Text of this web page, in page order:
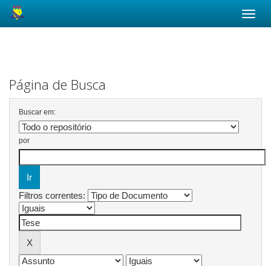
Página de Busca
Buscar em:
por
Filtros correntes: